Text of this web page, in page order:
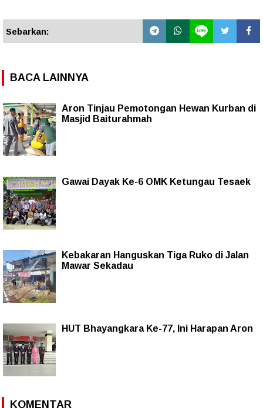
Sebarkan:
BACA LAINNYA
Aron Tinjau Pemotongan Hewan Kurban di
Masjid Baiturahmah
Gawai Dayak Ke-6 OMK Ketungau Tesaek
Kebakaran Hanguskan Tiga Ruko di Jalan
Mawar Sekadau
HUT Bhayangkara Ke-77, Ini Harapan Aron
KOMENTAR